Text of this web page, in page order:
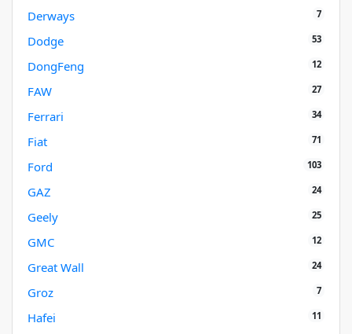
Derways 7
Dodge 53
DongFeng 12
FAW 27
Ferrari 34
Fiat 71
Ford 103
GAZ 24
Geely 25
GMC 12
Great Wall 24
Groz 7
Hafei 11